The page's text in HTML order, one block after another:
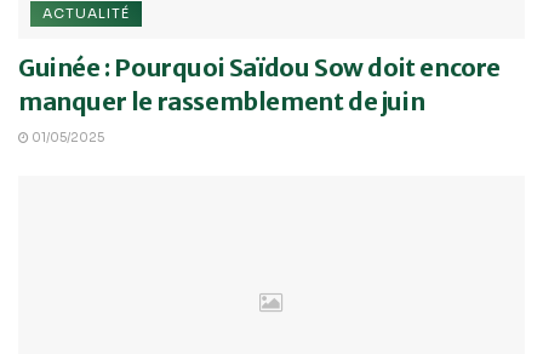
ACTUALITÉ
Guinée : Pourquoi Saïdou Sow doit encore
manquer le rassemblement de juin
01/05/2025